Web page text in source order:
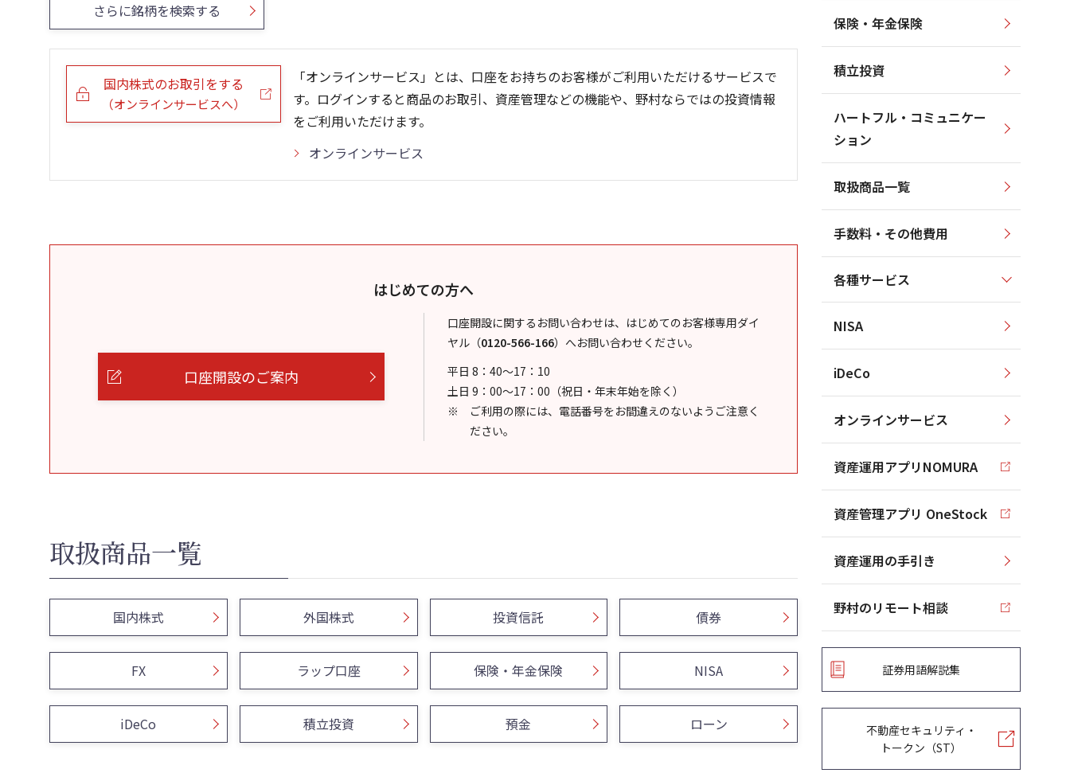
13週移動平均 26週移動平均 出来高(千)
5ヶ月移動平均 25ヶ月移動平均 出来高(千)
さらに銘柄を検索する
国内株式のお取引をする
（オンラインサービスへ）
「オンラインサービス」とは、口座をお持ちのお客様がご利用いただけるサービスで
す。ログインすると商品のお取引、資産管理などの機能や、野村ならではの投資情報
をご利用いただけます。
オンラインサービス
はじめての方へ
口座開設のご案内
口座開設に関するお問い合わせは、はじめてのお客様専用ダイ
ヤル （0120-566-166） へお問い合わせください。
平日 8：40～17：10
土日 9：00～17：00（祝日・年末年始を除く）
ご利用の際には、電話番号をお間違えのないようご注意く
ださい。
取扱商品一覧
国内株式 外国株式 投資信託 債券
FX ラップ口座 保険・年金保険 NISA
iDeCo 積立投資 預金 ローン
保険・年金保険
積立投資
ハートフル・コミュニケー
ション
取扱商品一覧
手数料・その他費用
各種サービス
NISA
iDeCo
オンラインサービス
資産運用アプリNOMURA
資産管理アプリ OneStock
資産運用の手引き
野村のリモート相談
証券用語解説集
不動産セキュリティ・
トークン（ST）